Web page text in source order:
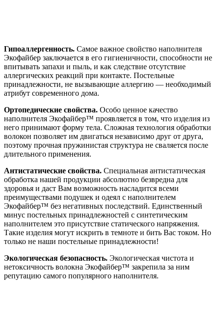
Гипоаллергенность. Самое важное свойство наполнителя
Экофайбер заключается в его гигиеничности, способности не
впитывать запахи и пыль, и как следствие отсутствие
аллергических реакций при контакте. Постельные
принадлежности, не вызывающие аллергию — необходимый
атрибут современного дома.
Ортопедические свойства. Особо ценное качество
наполнителя Экофайбер™ проявляется в том, что изделия из
него принимают форму тела. Сложная технология обработки
волокон позволяет им двигаться независимо друг от друга,
поэтому прочная пружинистая структура не сваляется после
длительного применения.
Антистатические свойства. Специальная антистатическая
обработка нашей продукции абсолютно безвредна для
здоровья и даст Вам возможность насладится всеми
преимуществами подушек и одеял с наполнителем
Экофайбер™ без негативных последствий. Единственный
минус постельных принадлежностей с синтетическим
наполнителем это присутствие статического напряжения.
Такие изделия могут искрить в темноте и бить Вас током. Но
только не наши постельные принадлежности!
Экологическая безопасность. Экологическая чистота и
нетоксичность волокна Экофайбер™ закрепила за ним
репутацию самого популярного наполнителя.